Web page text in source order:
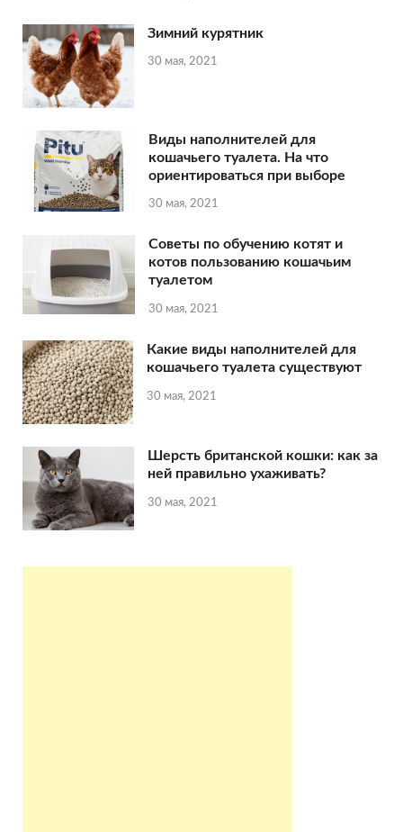
Зимний курятник
30 мая, 2021
Виды наполнителей для
кошачьего туалета. На что
ориентироваться при выборе
30 мая, 2021
Советы по обучению котят и
котов пользованию кошачьим
туалетом
30 мая, 2021
Какие виды наполнителей для
кошачьего туалета существуют
30 мая, 2021
Шерсть британской кошки: как за
ней правильно ухаживать?
30 мая, 2021